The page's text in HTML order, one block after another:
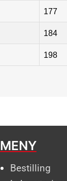
177
184
198
MENY
Bestilling